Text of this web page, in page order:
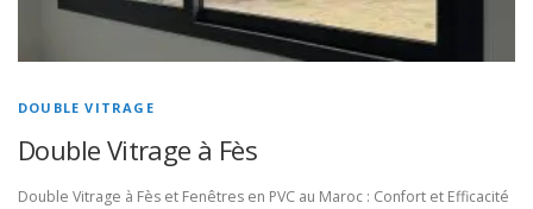
DOUBLE VITRAGE
Double Vitrage à Fès
Double Vitrage à Fès et Fenêtres en PVC au Maroc : Confort et Efficacité